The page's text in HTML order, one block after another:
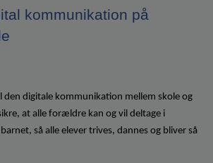
kommunikation på
den digitale kommunikation mellem skole og
at alle forældre kan og vil deltage i
så alle elever trives, dannes og bliver så